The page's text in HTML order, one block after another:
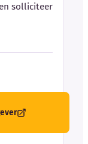
solliciteer